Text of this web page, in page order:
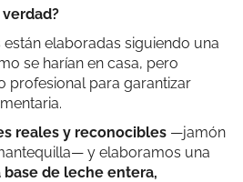
de boletus y las de zanahoria y
verdad?
elaboradas siguiendo una
se harían en casa, pero
profesional para garantizar
reales y reconocibles —jamón
y elaboramos una
de leche entera,